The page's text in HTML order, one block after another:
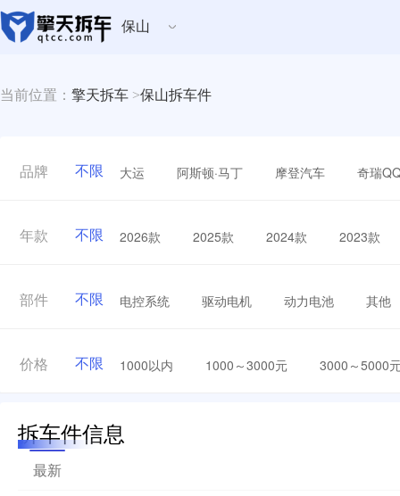
保山
当前位置： 擎天拆车 >保山拆车件
品牌 不限 大运 阿斯顿·马丁 摩登汽车 奇瑞
年款 不限 2026款 2025款 2024款 2023款
部件 不限 电控系统 驱动电机 动力电池 其他
价格 不限 1000以内 1000～3000元 3000～5000
拆车件信息
最新